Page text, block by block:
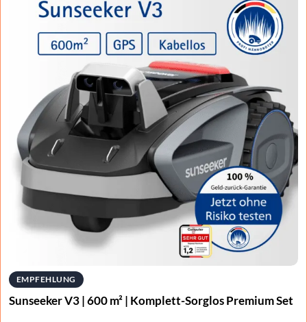
EMPFEHLUNG
Sunseeker V3 | 600 m² | Komplett-Sorglos Premium Set